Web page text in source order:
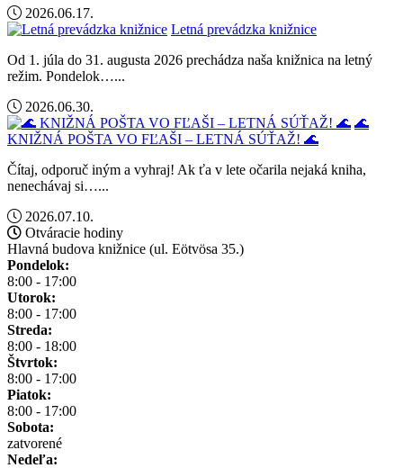
2026.06.17.
Letná prevádzka knižnice
Od 1. júla do 31. augusta 2026 prechádza naša knižnica na letný
režim. Pondelok…...
2026.06.30.
🌊
KNIŽNÁ POŠTA VO FĽAŠI – LETNÁ SÚŤAŽ! 🌊
Čítaj, odporuč iným a vyhraj! Ak ťa v lete očarila nejaká kniha,
nenechávaj si…...
2026.07.10.
Otváracie hodiny
Hlavná budova knižnice (ul. Eötvösa 35.)
Pondelok:
8:00 - 17:00
Utorok:
8:00 - 17:00
Streda:
8:00 - 18:00
Štvrtok:
8:00 - 17:00
Piatok:
8:00 - 17:00
Sobota:
zatvorené
Nedeľa: